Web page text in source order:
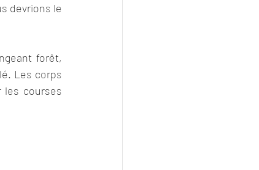
devrions le
forêt,
Les corps
les courses